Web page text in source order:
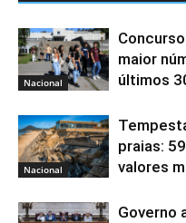
Nacional
maior
últimos
Nacional
praias:
valores
Governo